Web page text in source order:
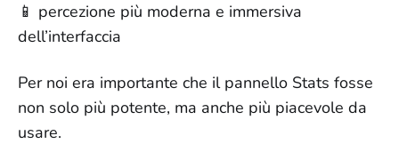
📱 percezione più moderna e immersiva
dell’interfaccia
Per noi era importante che il pannello Stats fosse
non solo più potente, ma anche più piacevole da
usare.